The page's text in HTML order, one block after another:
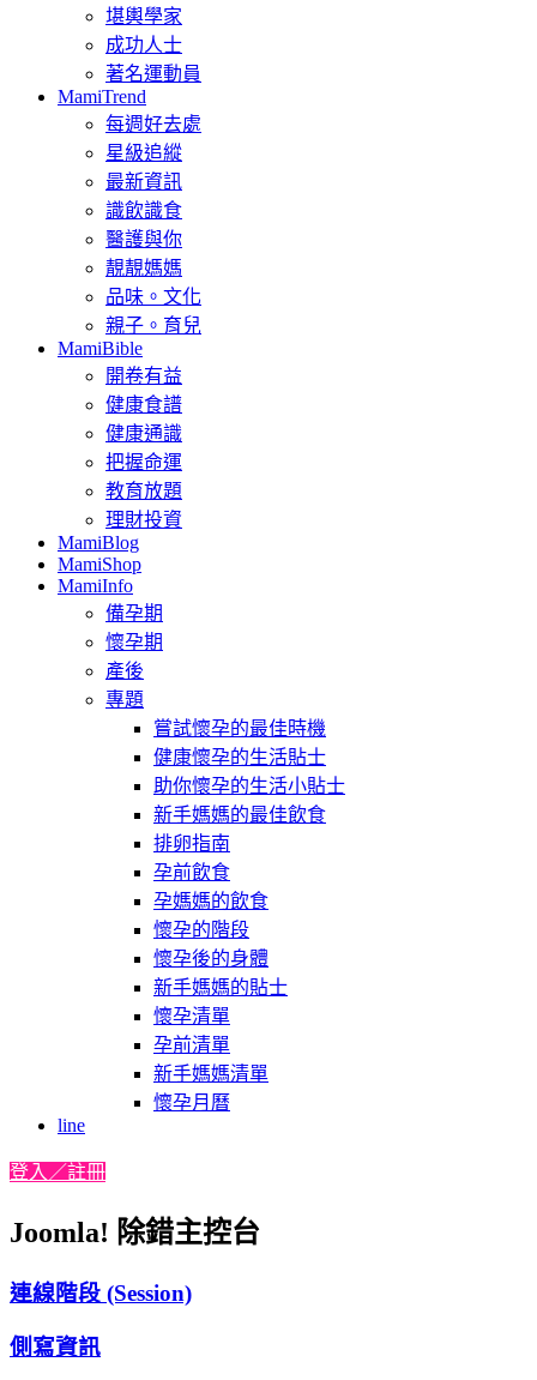
堪輿學家
成功人士
著名運動員
MamiTrend
每週好去處
星級追縱
最新資訊
識飲識食
醫護與你
靚靚媽媽
品味。文化
親子。育兒
MamiBible
開卷有益
健康食譜
健康通識
把握命運
教育放題
理財投資
MamiBlog
MamiShop
MamiInfo
備孕期
懷孕期
產後
專題
嘗試懷孕的最佳時機
健康懷孕的生活貼士
助你懷孕的生活小貼士
新手媽媽的最佳飲食
排卵指南
孕前飲食
孕媽媽的飲食
懷孕的階段
懷孕後的身體
新手媽媽的貼士
懷孕清單
孕前清單
新手媽媽清單
懷孕月曆
line
登入／註冊
Joomla! 除錯主控台
連線階段 (Session)
側寫資訊